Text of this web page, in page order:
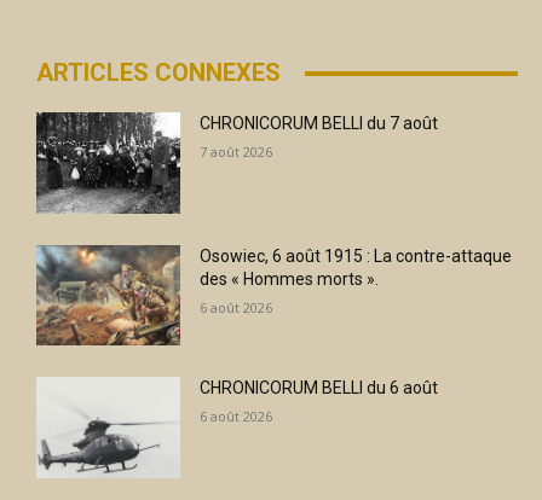
ARTICLES CONNEXES
CHRONICORUM BELLI du 7 août
7 août 2026
Osowiec, 6 août 1915 : La contre-attaque
des « Hommes morts ».
6 août 2026
CHRONICORUM BELLI du 6 août
6 août 2026